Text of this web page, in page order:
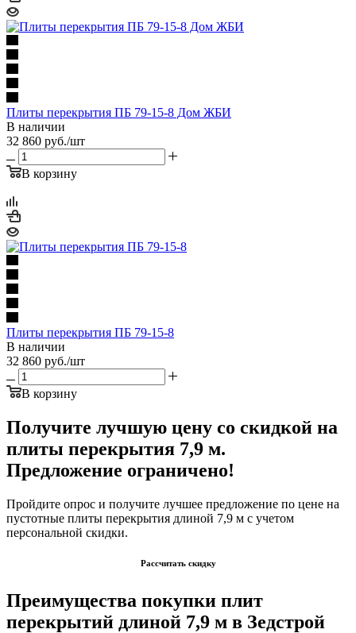
Плиты перекрытия ПБ 79-15-8 Дом ЖБИ
В наличии
32 860 руб./шт
В корзину
Плиты перекрытия ПБ 79-15-8
В наличии
32 860 руб./шт
В корзину
Получите лучшую цену со скидкой на
плиты перекрытия 7,9 м.
Предложение ограничено!
Пройдите опрос и получите лучшее предложение по цене на
пустотные плиты перекрытия длиной 7,9 м с учетом
персональной скидки.
Рассчитать скидку
Преимущества покупки плит
перекрытий длиной 7,9 м в Зедстрой